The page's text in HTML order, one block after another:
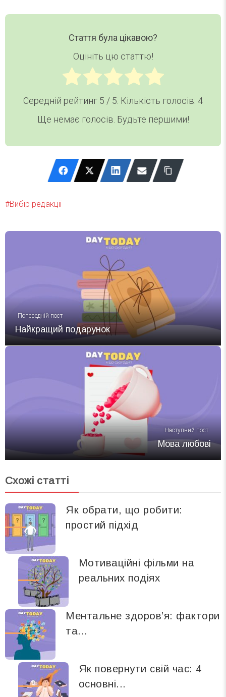
Стаття була цікавою?
Оцініть цю статтю!
Середній рейтинг 5 / 5. Кількість голосів: 4
Ще немає голосів. Будьте першими!
Вибір редакції
Попередній пост
Найкращий подарунок
Наступний пост
Мова любові
Схожі статті
Як обрати, що робити:
простий підхід
Мотиваційні фільми на
реальних подіях
Ментальне здоров’я: фактори
та...
Як повернути свій час: 4
основні...